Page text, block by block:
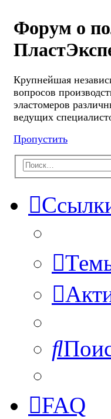
Форум о
Крупнейшая
вопросов
эластомеров
ведущих
Пропустить
FAQ